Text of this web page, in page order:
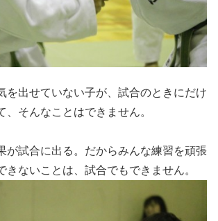
を出せていない子が、試合のときにだけ
、そんなことはできません。
が試合に出る。だからみんな練習を頑張
きないことは、試合でもできません。